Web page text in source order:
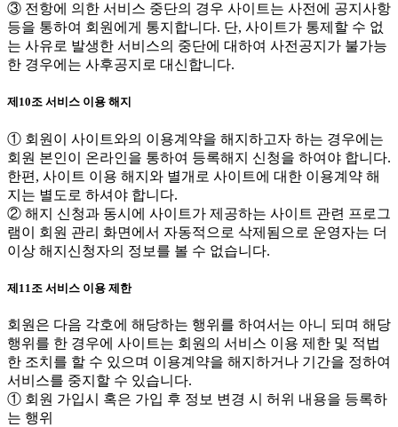
③ 전항에 의한 서비스 중단의 경우 사이트는 사전에 공지사항
등을 통하여 회원에게 통지합니다. 단, 사이트가 통제할 수 없
는 사유로 발생한 서비스의 중단에 대하여 사전공지가 불가능
한 경우에는 사후공지로 대신합니다.
제10조 서비스 이용 해지
① 회원이 사이트와의 이용계약을 해지하고자 하는 경우에는
회원 본인이 온라인을 통하여 등록해지 신청을 하여야 합니다.
한편, 사이트 이용 해지와 별개로 사이트에 대한 이용계약 해
지는 별도로 하셔야 합니다.
② 해지 신청과 동시에 사이트가 제공하는 사이트 관련 프로그
램이 회원 관리 화면에서 자동적으로 삭제됨으로 운영자는 더
이상 해지신청자의 정보를 볼 수 없습니다.
제11조 서비스 이용 제한
회원은 다음 각호에 해당하는 행위를 하여서는 아니 되며 해당
행위를 한 경우에 사이트는 회원의 서비스 이용 제한 및 적법
한 조치를 할 수 있으며 이용계약을 해지하거나 기간을 정하여
서비스를 중지할 수 있습니다.
① 회원 가입시 혹은 가입 후 정보 변경 시 허위 내용을 등록하
는 행위